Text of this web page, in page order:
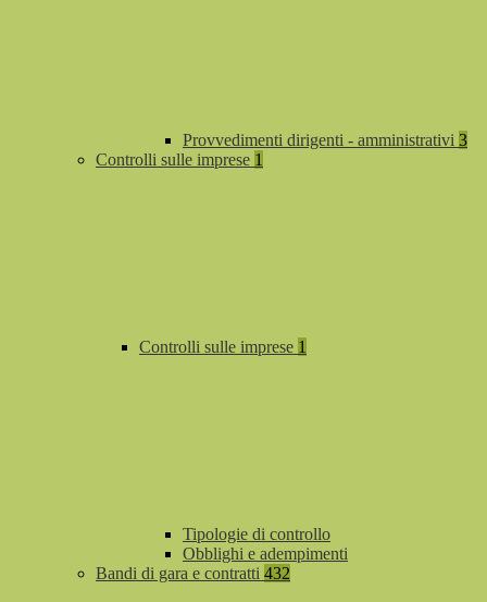
Provvedimenti dirigenti - amministrativi 3
Controlli sulle imprese 1
Controlli sulle imprese 1
Tipologie di controllo
Obblighi e adempimenti
Bandi di gara e contratti 432